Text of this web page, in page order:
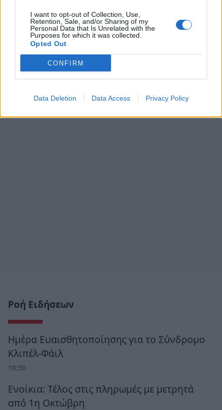
I want to opt-out of Collection, Use,
Retention, Sale, and/or Sharing of my
Personal Data that Is Unrelated with the
Purposes for which it was collected.
Opted Out
CONFIRM
Data Deletion Data Access Privacy Policy
Ροή Ειδήσεων
Ημέρα Ευαισθητοποίησης για το Σύνδρομο
Κλιπέλ-Φάιλ
10:30
Ενοίκια: Τέλος στις πληρωμές με μετρητά
από 1η Οκτώβρη